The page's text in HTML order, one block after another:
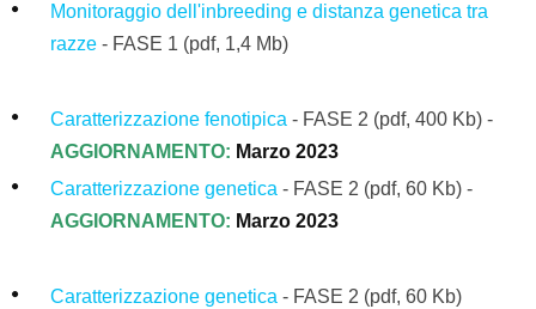
Monitoraggio dell'inbreeding e distanza genetica tra
razze - FASE 1 (pdf, 1,4 Mb)
Caratterizzazione fenotipica - FASE 2 (pdf, 400 Kb) -
AGGIORNAMENTO: Marzo 2023
Caratterizzazione genetica - FASE 2 (pdf, 60 Kb) -
AGGIORNAMENTO: Marzo 2023
Caratterizzazione genetica - FASE 2 (pdf, 60 Kb)